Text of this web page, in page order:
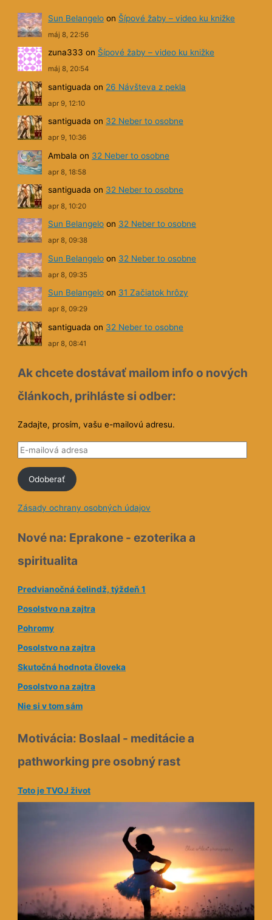
Sun Belangelo on Šípové žaby – video ku knižke
máj 8, 22:56
zuna333 on Šípové žaby – video ku knižke
máj 8, 20:54
santiguada on 26 Návšteva z pekla
apr 9, 12:10
santiguada on 32 Neber to osobne
apr 9, 10:36
Ambala on 32 Neber to osobne
apr 8, 18:58
santiguada on 32 Neber to osobne
apr 8, 10:20
Sun Belangelo on 32 Neber to osobne
apr 8, 09:38
Sun Belangelo on 32 Neber to osobne
apr 8, 09:35
Sun Belangelo on 31 Začiatok hrôzy
apr 8, 09:29
santiguada on 32 Neber to osobne
apr 8, 08:41
Ak chcete dostávať mailom info o nových
článkoch, prihláste si odber:
Zadajte, prosím, vašu e-mailovú adresu.
E
m
i
v
a
d
r
e
s
Odoberať
Zásady ochrany osobných údajov
Nové na: Eprakone - ezoterika a
spiritualita
Predvianočná čelindž, týždeň 1
Posolstvo na zajtra
Pohromy
Posolstvo na zajtra
Skutočná hodnota človeka
Posolstvo na zajtra
Nie si v tom sám
Motivácia: Boslaal - meditácie a
pathworking pre osobný rast
Toto je TVOJ život